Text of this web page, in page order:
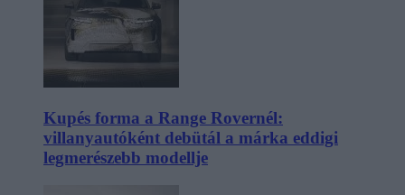
Kupés forma a Range Rovernél:
villanyautóként debütál a márka eddigi
legmerészebb modellje